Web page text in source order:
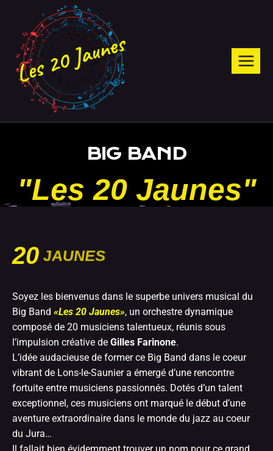
BIG BAND
"Les 20 Jaunes"
20 JAUNES
Soyez les bienvenus dans le superbe univers musical du
Big Band «Les 20 Jaunes», un orchestre dynamique
composé de 20 musiciens talentueux, réunis sous
l’impulsion créative de Gilles Farinone.
L’idée audacieuse de former ce Big Band dans le coeur
vibrant de Lons-le-Saunier a émergé d’une rencontre
fortuite entre musiciens passionnés. Dotés d’un talent
exceptionnel, ces musiciens ont marqué le début d’une
aventure extraordinaire dans le monde du jazz au coeur
du Jura…